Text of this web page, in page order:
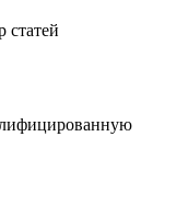
статей